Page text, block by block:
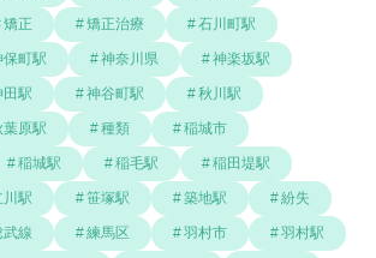
矯正 矯正治療 石川町駅
保町駅 神奈川県 神楽坂駅
田駅 神谷町駅 秋川駅
葉原駅 種類 稲城市
稲城駅 稲毛駅 稲田堤駅
川駅 笹塚駅 築地駅 紛失
武線 練馬区 羽村市 羽村駅